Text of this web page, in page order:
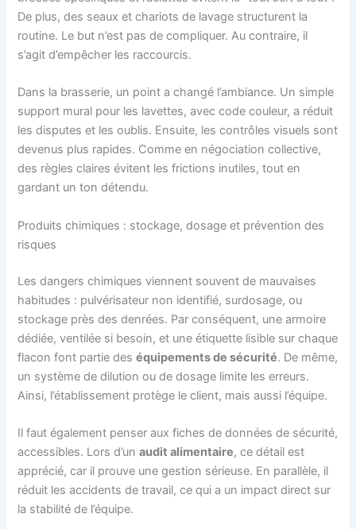
De plus, des seaux et chariots de lavage structurent la
routine. Le but n’est pas de compliquer. Au contraire, il
s’agit d’empêcher les raccourcis.
Dans la brasserie, un point a changé l’ambiance. Un simple
support mural pour les lavettes, avec code couleur, a réduit
les disputes et les oublis. Ensuite, les contrôles visuels sont
devenus plus rapides. Comme en négociation collective,
des règles claires évitent les frictions inutiles, tout en
gardant un ton détendu.
Produits chimiques : stockage, dosage et prévention des
risques
Les dangers chimiques viennent souvent de mauvaises
habitudes : pulvérisateur non identifié, surdosage, ou
stockage près des denrées. Par conséquent, une armoire
dédiée, ventilée si besoin, et une étiquette lisible sur chaque
flacon font partie deséquipements de sécurité. De même,
un système de dilution ou de dosage limite les erreurs.
Ainsi, l’établissement protège le client, mais aussi l’équipe.
Il faut également penser aux fiches de données de sécurité,
accessibles. Lors d’unaudit alimentaire, ce détail est
apprécié, car il prouve une gestion sérieuse. En parallèle, il
réduit les accidents de travail, ce qui a un impact direct sur
la stabilité de l’équipe.